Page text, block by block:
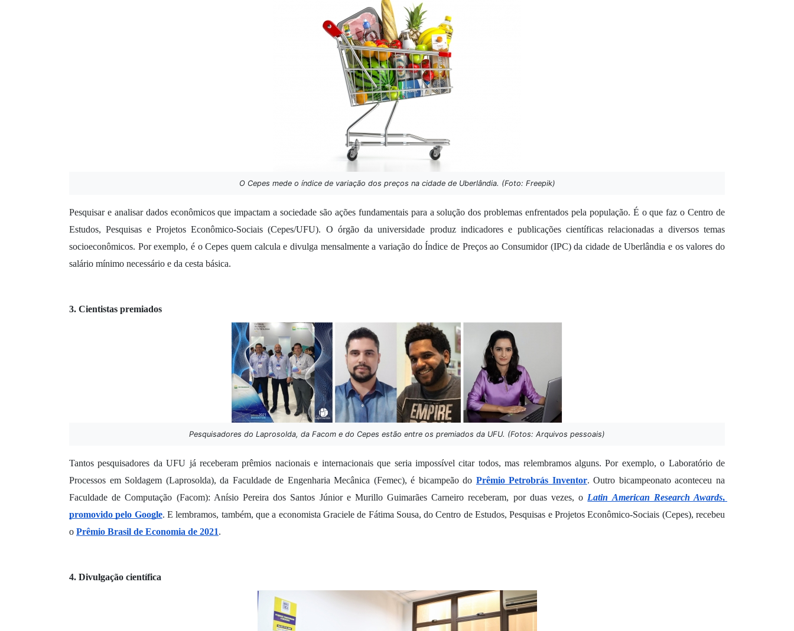
O Cepes mede o índice de variação dos preços na cidade de Uberlândia. (Foto: Freepik)
Pesquisar e analisar dados econômicos que impactam a sociedade são ações fundamentais para a solução dos problemas enfrentados pela população. É o que faz o Centro de
Estudos, Pesquisas e Projetos Econômico-Sociais (Cepes/UFU). O órgão da universidade produz indicadores e publicações científicas relacionadas a diversos temas
socioeconômicos. Por exemplo, é o Cepes quem calcula e divulga mensalmente a variação do Índice de Preços ao Consumidor (IPC) da cidade de Uberlândia e os valores do
salário mínimo necessário e da cesta básica.
3. Cientistas premiados
Pesquisadores do Laprosolda, da Facom e do Cepes estão entre os premiados da UFU. (Fotos: Arquivos pessoais)
Tantos pesquisadores da UFU já receberam prêmios nacionais e internacionais que seria impossível citar todos, mas relembramos alguns. Por exemplo, o Laboratório de
Processos em Soldagem (Laprosolda), da Faculdade de Engenharia Mecânica (Femec), é bicampeão do Prêmio Petrobrás Inventor. Outro bicampeonato aconteceu na
Faculdade de Computação (Facom): Anísio Pereira dos Santos Júnior e Murillo Guimarães Carneiro receberam, por duas vezes, o Latin American Research Awards,
promovido pelo Google. E lembramos, também, que a economista Graciele de Fátima Sousa, do Centro de Estudos, Pesquisas e Projetos Econômico-Sociais (Cepes), recebeu
o Prêmio Brasil de Economia de 2021.
4. Divulgação científica